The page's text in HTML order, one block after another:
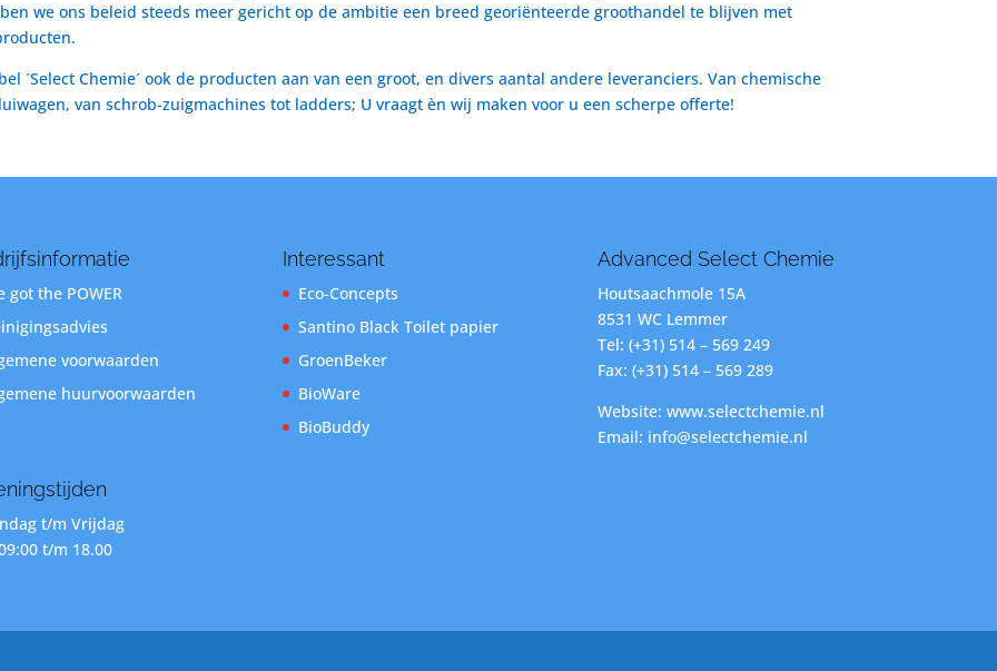
we ons beleid steeds meer gericht op de ambitie een breed georiënteerde groothandel te blijven met
´Select Chemie´ ook de producten aan van een groot, en divers aantal andere leveranciers. Van chemische
van schrob-zuigmachines tot ladders; U vraagt èn wij maken voor u een scherpe offerte!
got the POWER
voorwaarden
huurvoorwaarden
t/m Vrijdag
t/m 18.00
Interessant
Eco-Concepts
Santino Black Toilet papier
GroenBeker
BioWare
BioBuddy
Advanced Select Chemie
Houtsaachmole 15A
8531 WC Lemmer
Tel: (+31) 514 – 569 249
Fax: (+31) 514 – 569 289
Website: www.selectchemie.nl
Email: info@selectchemie.nl